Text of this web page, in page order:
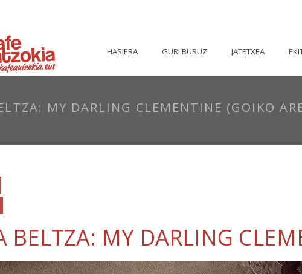
HASIERA GURI BURUZ JATETXEA
MY DARLING CLEMENTINE (GOIKO
BELTZA: MY DARLING